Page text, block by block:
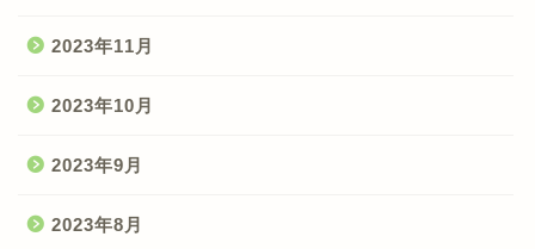
2023年11月
2023年10月
2023年9月
2023年8月